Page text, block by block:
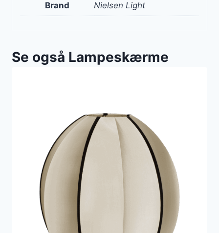
Brand Nielsen Light
Se også Lampeskærme